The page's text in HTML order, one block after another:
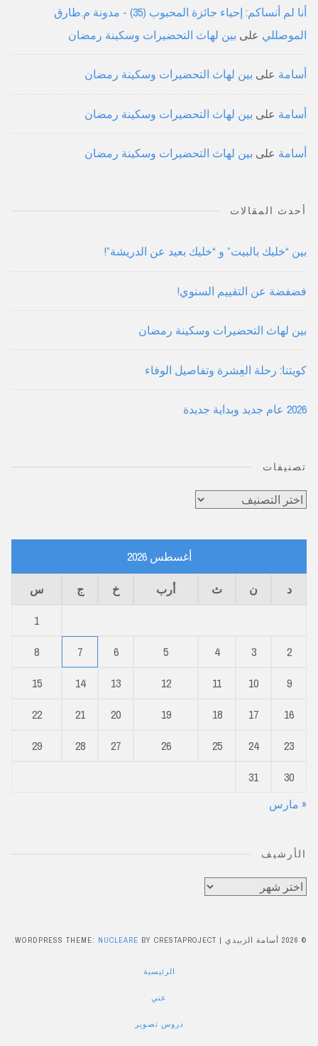
أنا لم أنساكم: إحياء جائزة المحبوب (35) - مدونة م.طارق
الموصللي على بين لهاث التحضيرات وسكينة رمضان
أسامة على بين لهاث التحضيرات وسكينة رمضان
أسامة على بين لهاث التحضيرات وسكينة رمضان
أسامة على بين لهاث التحضيرات وسكينة رمضان
أحدث المقالات
بين “خليك بالبيت” و “خليك بعيد عن الدريشة”!
فضفضة عن التقييم السنوي!
بين لهاث التحضيرات وسكينة رمضان
كويتنا: رحلة العِشرة وتفاصيل الوفاء
2026 عام جديد وبداية جديدة
تصنيفات
تصنيفات
أغسطس 2026
د ن ث أرب خ ج
س
1
2
3
4
5
6
7
8
9
10
11
12
13
14
15
16
17
18
19
20
21
22
23
24
25
26
27
28
29
30
31
« مارس
الأرشيف
الأرشيف
© 2026 أسامة الزبيدي |
WORDPRESS THEME: NUCLEARE BY CRESTAPROJECT.
الرئيسية
عني
دروس تصوير